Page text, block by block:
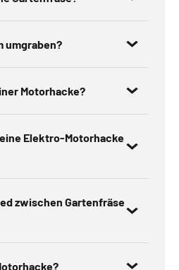
umgraben?
Motorhacke?
Elektro-Motorhacke
zwischen Gartenfräse